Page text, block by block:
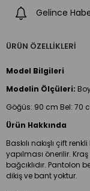
Gelince
ÜRÜN ÖZELLIKLERI
Model Bilgileri
Modelin Ölçüleri:
Göğüs: 90 cm Bel: 70
Ürün Hakkında
Baskılı nakışlı çift
yapılması önerilir.
bağcıklıdır. Pantolon
dikiş ve bant yoktur.